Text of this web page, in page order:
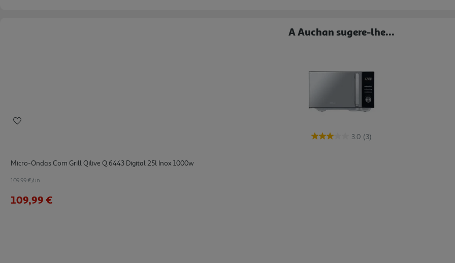
A Auchan sugere-lhe...
3.0 (3)
Micro-Ondas Com Grill Qilive Q.6443 Digital 25l Inox 1000w
109.99 €/un
109,99 €